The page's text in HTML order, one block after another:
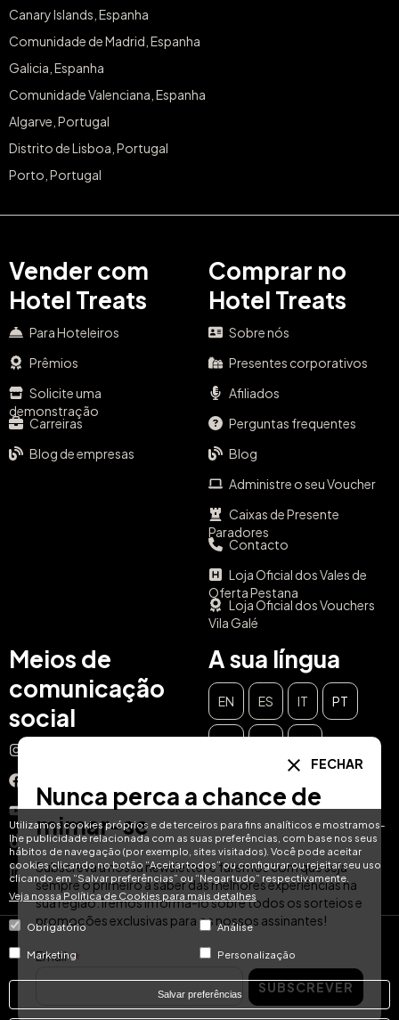
Utilizamos cookies próprios e de terceiros para fins analíticos e mostramos-
lhe publicidade relacionada com as suas preferências, com base nos seus
hábitos de navegação (por exemplo, sites visitados). Você pode aceitar
cookies clicando no botão “Aceitar todos” ou configurar ou rejeitar seu uso
clicando em “Salvar preferências” ou “Negar tudo” respectivamente.
Veja nossa Política de Cookies para mais detalhes
Obrigatório Análise
Marketing Personalização
Salvar preferências
Canary Islands, Espanha
Comunidade de Madrid, Espanha
Galicia, Espanha
Comunidade Valenciana, Espanha
Algarve, Portugal
Distrito de Lisboa, Portugal
Porto, Portugal
Vender com
Hotel Treats
Para Hoteleiros
Prêmios
Solicite uma
demonstração
Carreiras
Blog de empresas
Comprar no
Hotel Treats
Sobre nós
Presentes corporativos
Afiliados
Perguntas frequentes
Blog
Administre o seu Voucher
Caixas de Presente
Paradores
Contacto
Loja Oficial dos Vales de
Oferta Pestana
Loja Oficial dos Vouchers
Vila Galé
Meios de
comunicação
social
YouTube
TikTok
LinkedIn
A sua língua
EN ES IT PT
© Hotel Treats 2026
Tel: +34 871 51 00 40 (9:00 - 19:00 CEST)
FECHAR
Nunca perca a chance de
mimar-se
Subscreva a nossa newsletter e faremos com que seja
sempre o primeiro a saber das melhores experiências na
sua região. Iremos informá-lo sobre todos os sorteios e
promoções exclusivas para os nossos assinantes!
Email
SUBSCREVER